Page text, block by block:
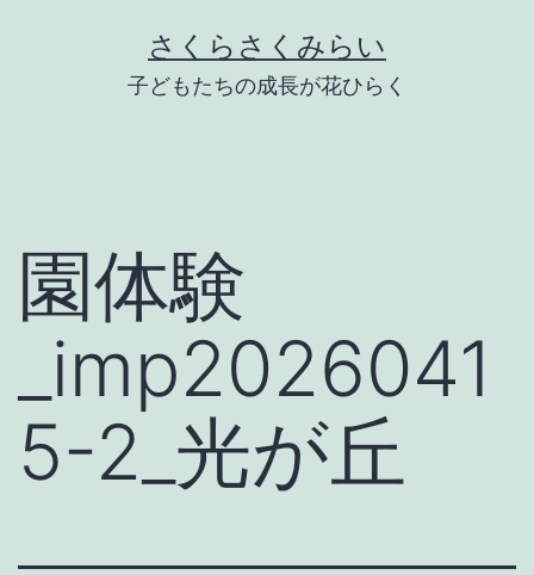
さくらさくみらい
子どもたちの成長が花ひらく
園体験
_imp2026041
5-2_光が丘